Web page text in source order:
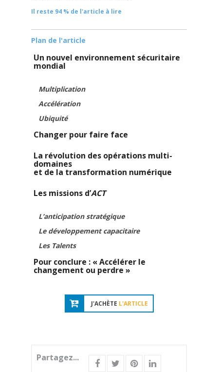
Il reste 94 % de l'article à lire
Plan de l'article
Un nouvel environnement sécuritaire
mondial
Multiplication
Accélération
Ubiquité
Changer pour faire face
La révolution des opérations multi-
domaines
et de la transformation numérique
Les missions d’ACT
L’anticipation stratégique
Le développement capacitaire
Les Talents
Pour conclure : « Accélérer le
changement ou perdre »
J'ACHÈTE L'ARTICLE
Partagez...